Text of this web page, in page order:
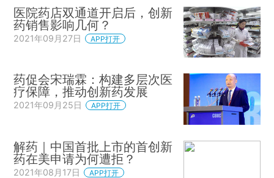
医院药店双通道开启后，创新
药销售影响几何？
2021年09月27日 APP打开
药促会宋瑞霖：构建多层次医
疗保障，推动创新药发展
2021年09月25日 APP打开
解药｜中国首批上市的首创新
药在美申请为何遭拒？
2021年08月17日 APP打开